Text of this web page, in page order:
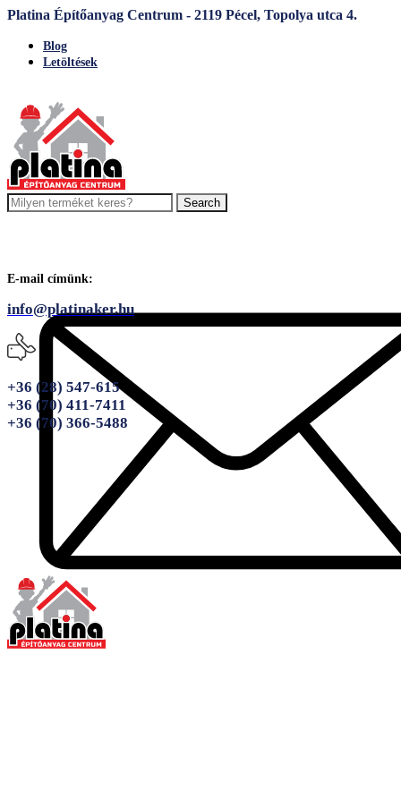
Platina Építőanyag Centrum - 2119 Pécel, Topolya utca 4.
Blog
Letöltések
Search
E-mail címünk:
info@platinaker.hu
+36 (28) 547-615
+36 (70) 411-7411
+36 (70) 366-5488